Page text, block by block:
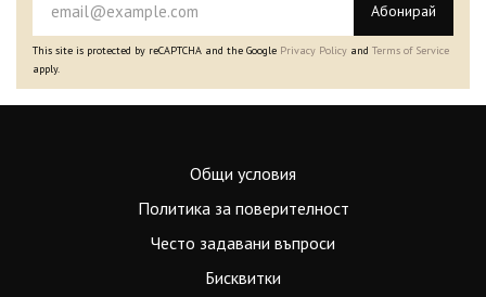
Абонирай
This site is protected by reCAPTCHA and the Google Privacy Policy and Terms of Service
apply.
Общи условия
Политика за поверителност
Често задавани въпроси
Бисквитки